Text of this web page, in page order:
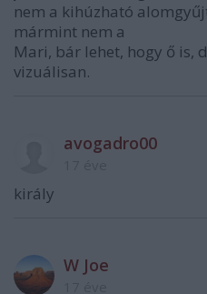
nem a kihúzható
mármint nem a
Mari, bár lehet, hogy ő is,
vizuálisan.
avogadro00
király
W Joe